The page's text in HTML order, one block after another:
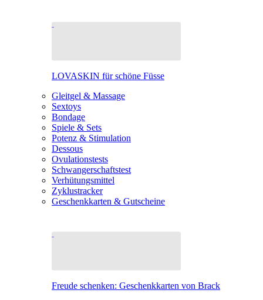
LOVASKIN für schöne Füsse
Gleitgel & Massage
Sextoys
Bondage
Spiele & Sets
Potenz & Stimulation
Dessous
Ovulationstests
Schwangerschaftstest
Verhütungsmittel
Zyklustracker
Geschenkkarten & Gutscheine
Freude schenken: Geschenkkarten von Brack